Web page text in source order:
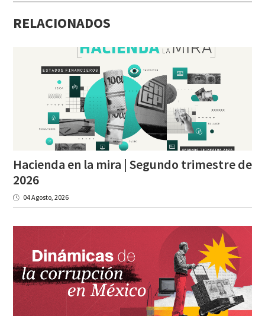
RELACIONADOS
Hacienda en la mira | Segundo trimestre de
2026
04 Agosto, 2026